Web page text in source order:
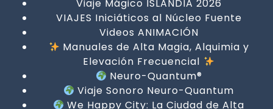
Viaje Mágico ISLANDIA 2026
VIAJES Iniciáticos al Núcleo Fuente
Videos ANIMACIÓN
Manuales de Alta Magia, Alquimia y
Elevación Frecuencial
Neuro-Quantum®
Viaje Sonoro Neuro-Quantum
We Happy City: La Ciudad de Alta